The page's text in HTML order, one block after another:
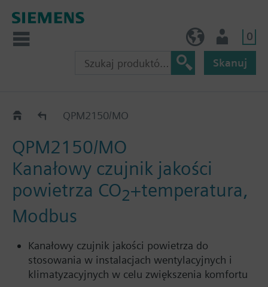
0
Skanuj
QPM../MOQPM2150/MO
QPM2150/MO
Kanałowy czujnik jakości
powietrza CO2+temperatura,
Modbus
Kanałowy czujnik jakości powietrza do
stosowania w instalacjach wentylacyjnych i
klimatyzacyjnych w celu zwiększenia komfortu